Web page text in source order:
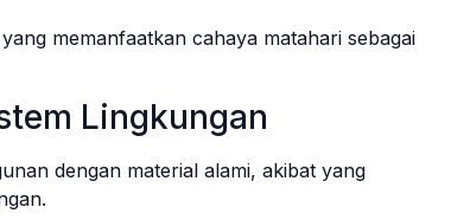
memanfaatkan cahaya matahari sebagai
Lingkungan
dengan material alami, akibat yang